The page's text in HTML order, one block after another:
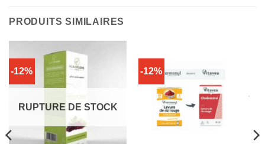
PRODUITS SIMILAIRES
-12%
RUPTURE DE STOCK
-12%